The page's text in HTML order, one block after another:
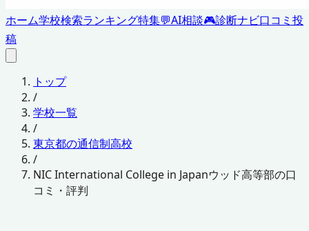
ホーム学校検索ランキング特集💬AI相談🎮診断ナビ口コミ投
稿
トップ
/
学校一覧
/
東京都の通信制高校
/
NIC International College in Japanウッド高等部の口
コミ・評判